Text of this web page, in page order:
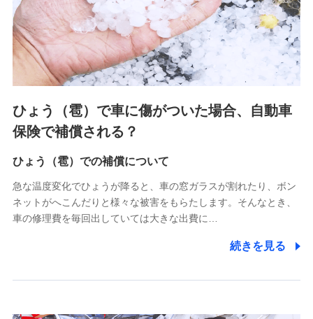
上記に係る連絡・手続き・管理等付帯業務を行うため
3.セミナー募集サイトから取得した個人情報
各種セミナーの案内、開催のため
上記に係る連絡・手続き・管理等付帯業務を行うため
4.家族・友達紹介にて取得した個人情報
被紹介者への連絡、及び当社と取引のあるもしくは委託を受
けている保険会社・提携会社の保険その他に関する情報を提
供し、金融商品等の契約を勧奨するため
アンケートやキャンペーン等の実施のため
上記に係る連絡・手続き・管理等付帯業務を行うため
5.通話録音にて取得する情報
ひょう（雹）で車に傷がついた場合、自動車
保険で補償される？
ひょう（雹）での補償について
急な温度変化でひょうが降ると、車の窓ガラスが割れたり、ボン
ネットがへこんだりと様々な被害をもらたします。そんなとき、
車の修理費を毎回出していては大きな出費に…
続きを見る